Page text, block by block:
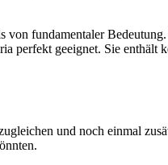
fundamentaler
perfekt geeignet. Sie enthält
und noch einmal